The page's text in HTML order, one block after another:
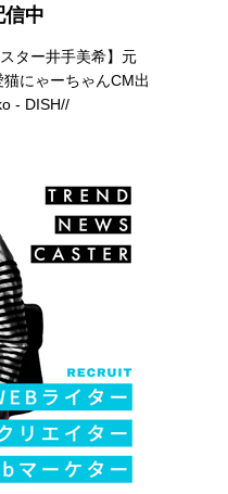
中
スター井手美希】元
にゃーちゃんCM出
- DISH//